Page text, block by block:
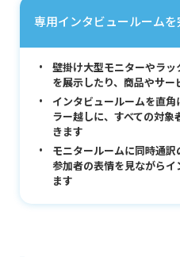
専用インタビュールームを
壁掛け大型モニターやラ
を展示したり、商品やサ
インタビュールームを直
ラー越しに、すべての対
きます
モニタールームに同時通
参加者の表情を見ながら
ます